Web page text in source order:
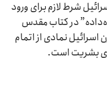
شرط لازم برای ورود
در کتاب مقدس
نمادی از اتمام
بشریت است.